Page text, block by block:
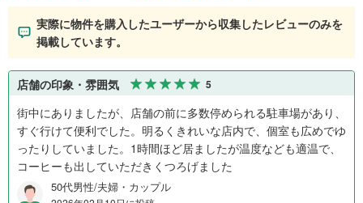
実際に物件を購入したユーザーから収集したレビューのみを
掲載しています。
店舗の印象・雰囲気 5
街中にありましたが、店舗の前に多数停められる駐車場があり、
すぐ行けて便利でした。明るくきれいな店内で、個室も広めでゆ
ったりしていました。1時間ほど居ましたが温度なども適温で、
コーヒーも出していただきくつろげました
50代男性/夫婦・カップル